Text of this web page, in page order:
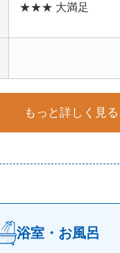
★★★ 大満足
もっと詳しく見る
浴室・お風呂